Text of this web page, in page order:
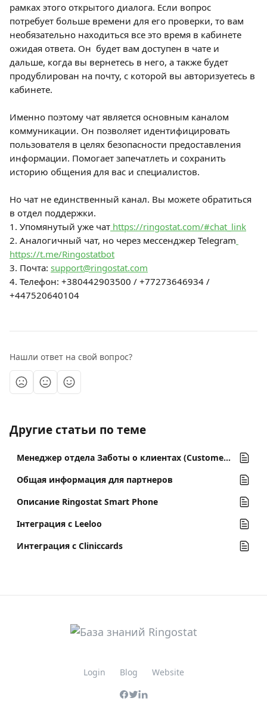
рамках этого открытого диалога. Если вопрос
потребует больше времени для его проверки, то вам
необязательно находиться все это время в кабинете
ожидая ответа. Он  будет вам доступен в чате и
дальше, когда вы вернетесь в него, а также будет
продублирован на почту, с которой вы авторизуетесь в
кабинете.
Именно поэтому чат является основным каналом
коммуникации. Он позволяет идентифицировать
пользователя в целях безопасности предоставления
информации. Помогает запечатлеть и сохранить
историю общения для вас и специалистов.
Но чат не единственный канал. Вы можете обратиться
в отдел поддержки.
1. Упомянутый уже чат https://ringostat.com/#chat_link
2. Аналогичный чат, но через мессенджер Telegram
https://t.me/Ringostatbot
3. Почта: support@ringostat.com
4. Телефон: +380442903500 / +77273646934 /
+447520640104
Нашли ответ на свой вопрос?
Другие статьи по теме
Менеджер отдела Заботы о клиентах (Customer Success)
Общая информация для партнеров
Описание Ringostat Smart Phone
Інтеграция с Leeloo
Интеграция с Cliniccards
Login Blog Website